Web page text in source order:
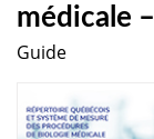
médicale
Guide